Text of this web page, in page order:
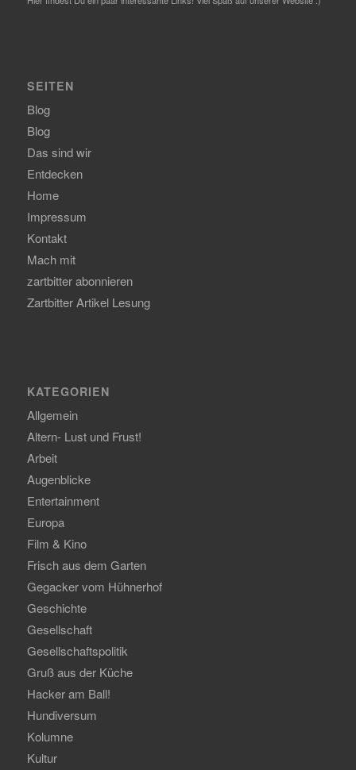
SEITEN
Blog
Blog
Das sind wir
Entdecken
Home
Impressum
Kontakt
Mach mit
zartbitter abonnieren
Zartbitter Artikel Lesung
KATEGORIEN
Allgemein
Altern- Lust und Frust!
Arbeit
Augenblicke
Entertainment
Europa
Film & Kino
Frisch aus dem Garten
Gegacker vom Hühnerhof
Geschichte
Gesellschaft
Gesellschaftspolitik
Gruß aus der Küche
Hacker am Ball!
Hundiversum
Kolumne
Kultur